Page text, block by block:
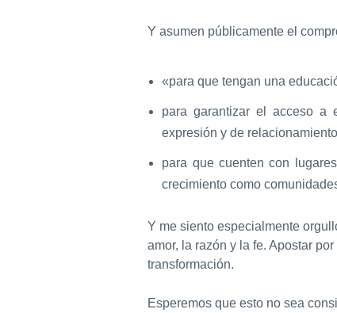
Y asumen públicamente el
«para que tengan una
para garantizar el acceso a
expresión y de relacionamiento
para que cuenten con
crecimiento como
Y me siento especialmente
amor, la razón y la fe. Apostar
transformación.
Esperemos que esto no sea